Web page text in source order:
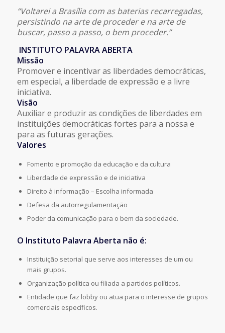
“Voltarei a Brasília com as baterias recarregadas,
persistindo na arte de proceder e na arte de
buscar, passo a passo, o bem proceder.”
INSTITUTO PALAVRA ABERTA
Missão
Promover e incentivar as liberdades democráticas,
em especial, a liberdade de expressão e a livre
iniciativa.
Visão
Auxiliar e produzir as condições de liberdades em
instituições democráticas fortes para a nossa e
para as futuras gerações.
Valores
Fomento e promoção da educação e da cultura
Liberdade de expressão e de iniciativa
Direito à informação – Escolha informada
Defesa da autorregulamentação
Poder da comunicação para o bem da sociedade.
O Instituto Palavra Aberta não é:
Instituição setorial que serve aos interesses de um ou
mais grupos.
Organização política ou filiada a partidos políticos.
Entidade que faz lobby ou atua para o interesse de grupos
comerciais específicos.